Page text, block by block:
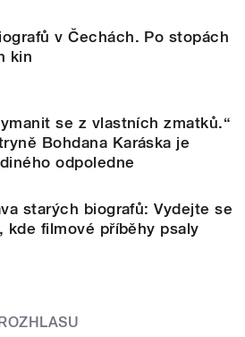
v Čechách. Po stopách
kin
se z vlastních zmatků.“
Bohdana Karáska je
odpoledne
starých biografů: Vydejte se
kde filmové příběhy psaly